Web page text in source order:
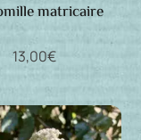
matricaire
13,00€